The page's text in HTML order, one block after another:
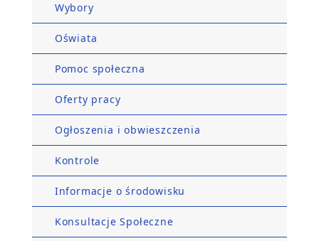
Wybory
Oświata
Pomoc społeczna
Oferty pracy
Ogłoszenia i obwieszczenia
Kontrole
Informacje o środowisku
Konsultacje Społeczne